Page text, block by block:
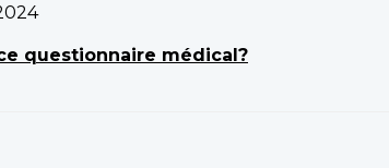
questionnaire médical?